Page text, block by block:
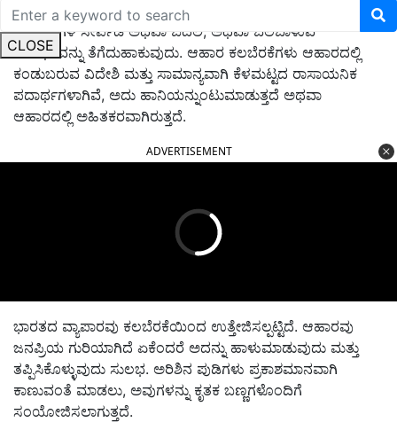
CLOSE
ಗುಣಮಟ್ಟವನ್ನು ಉದ್ದೇಶಪೂರ್ವಕವಾಗಿ ಕೆಳಮಟ್ಟಕ್ಕಿಳಿಸುವುದಾಗಿದೆ
ಕೀಳು
ಪದಾರ್ಥಗಳ ಸೇರ್ಪಡೆ ಅಥವಾ ಬದಲಿ, ಅಥವಾ ಬೆಲೆಬಾಳುವ
ಪದಾರ್ಥವನ್ನು ತೆಗೆದುಹಾಕುವುದು. ಆಹಾರ ಕಲಬೆರಕೆಗಳು ಆಹಾರದಲ್ಲಿ
ಕಂಡುಬರುವ ವಿದೇಶಿ ಮತ್ತು ಸಾಮಾನ್ಯವಾಗಿ ಕೆಳಮಟ್ಟದ ರಾಸಾಯನಿಕ
ಪದಾರ್ಥಗಳಾಗಿವೆ, ಅದು ಹಾನಿಯನ್ನುಂಟುಮಾಡುತ್ತದೆ ಅಥವಾ
ಆಹಾರದಲ್ಲಿ ಅಹಿತಕರವಾಗಿರುತ್ತದೆ.
ADVERTISEMENT
ಭಾರತದ ವ್ಯಾಪಾರವು ಕಲಬೆರಕೆಯಿಂದ ಉತ್ತೇಜಿಸಲ್ಪಟ್ಟಿದೆ. ಆಹಾರವು
ಜನಪ್ರಿಯ ಗುರಿಯಾಗಿದೆ ಏಕೆಂದರೆ ಅದನ್ನು ಹಾಳುಮಾಡುವುದು ಮತ್ತು
ತಪ್ಪಿಸಿಕೊಳ್ಳುವುದು ಸುಲಭ. ಅರಿಶಿನ ಪುಡಿಗಳು ಪ್ರಕಾಶಮಾನವಾಗಿ
ಕಾಣುವಂತೆ ಮಾಡಲು, ಅವುಗಳನ್ನು ಕೃತಕ ಬಣ್ಣಗಳೊಂದಿಗೆ
ಸಂಯೋಜಿಸಲಾಗುತ್ತದೆ.